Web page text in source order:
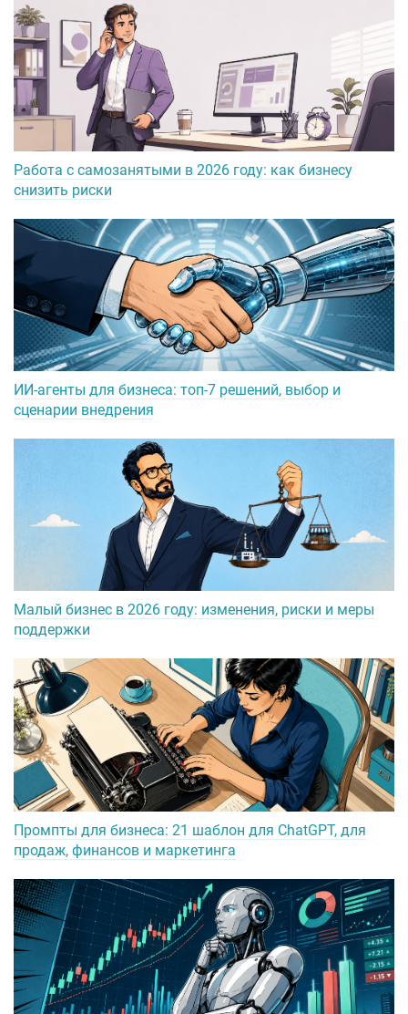
Работа с самозанятыми в 2026 году: как бизнесу
снизить риски
ИИ-агенты для бизнеса: топ-7 решений, выбор и
сценарии внедрения
Малый бизнес в 2026 году: изменения, риски и меры
поддержки
Промпты для бизнеса: 21 шаблон для ChatGPT, для
продаж, финансов и маркетинга